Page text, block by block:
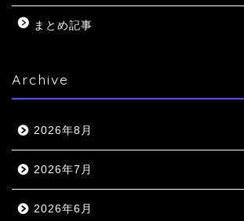
まとめ記事
Archive
2026年8月
2026年7月
2026年6月